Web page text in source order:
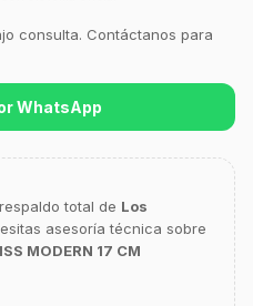
consulta. Contáctanos para
WhatsApp
total de Los
asesoría técnica sobre
MODERN 17 CM
tu asesor
de GastroArt.